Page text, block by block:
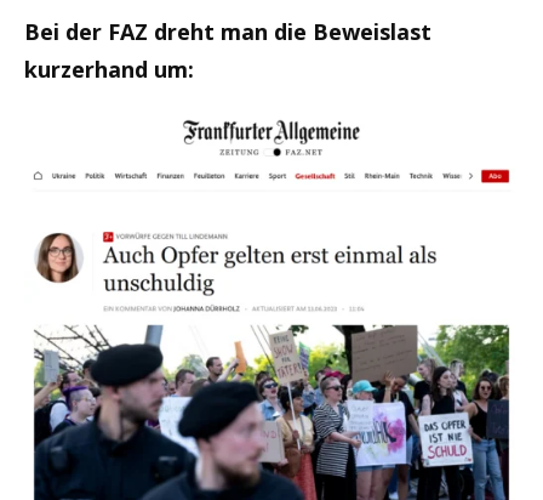
Bei der FAZ dreht man die Beweislast
kurzerhand um: